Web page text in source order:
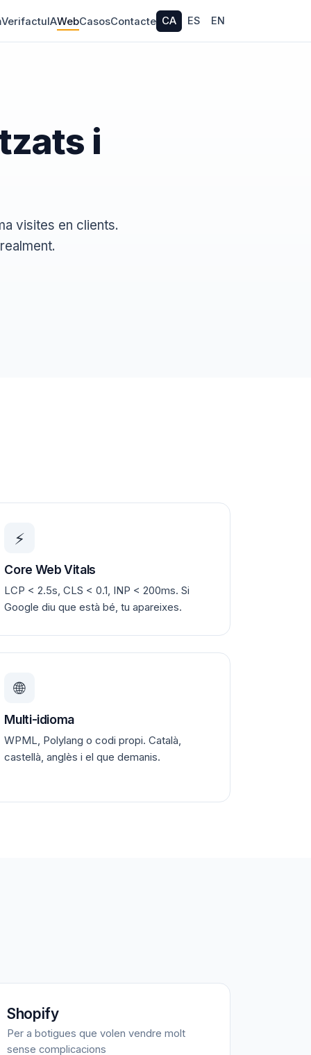
VerifactuIAWebCasosContacte CA ES EN
i
visites en clients.
⚡
Core Web Vitals
LCP < 2.5s, CLS < 0.1, INP < 200ms. Si
Google diu que està bé, tu apareixes.
🌐
Multi-idioma
WPML, Polylang o codi propi. Català,
castellà, anglès i el que demanis.
Shopify
Per a botigues que volen vendre molt
sense complicacions